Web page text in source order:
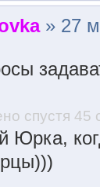
» 27
спустя 45
Юрка,